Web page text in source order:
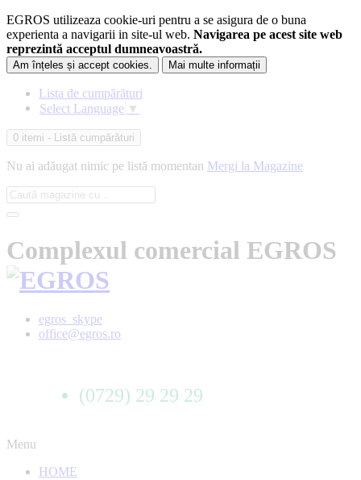
EGROS utilizeaza cookie-uri pentru a se asigura de o buna
experienta a navigarii in site-ul web. Navigarea pe acest site web
reprezintă acceptul dumneavoastră.
Am înțeles și accept cookies. Mai multe informații
Lista de cumpărături
Select Language ▼
0 itemi - Listă cumpărături
Nu ai adăugat nimic pe listă momentan Mergi la Magazine
Complexul comercial EGROS
egros_skype
office@egros.ro
(0729) 29 29 29
Menu
HOME